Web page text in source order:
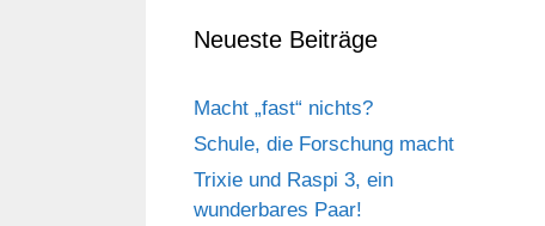
Neueste Beiträge
Macht „fast“ nichts?
Schule, die Forschung macht
Trixie und Raspi 3, ein
wunderbares Paar!